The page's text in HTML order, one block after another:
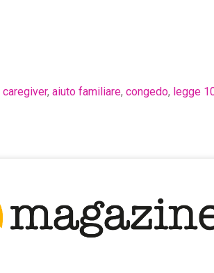
caregiver, aiuto familiare, congedo, legge